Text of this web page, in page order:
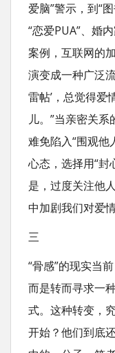
爱脑”警示，到“
“恋爱PUA”、婚
案例，互联网的
演变成一种广泛
雷帖’，总觉得爱
儿。”当亲密关
难免陷入“围观他
心态，选择用“封
是，过度关注他
中加剧我们对爱情
三
“骨感”的现实当
而是转而寻求一
式。这种转变，
开始？他们到底